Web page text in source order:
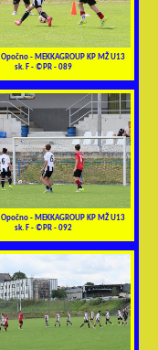
- MEKKAGROUP KP MŽ U13
sk. F - ©PR - 089
- MEKKAGROUP KP MŽ U13
sk. F - ©PR - 092